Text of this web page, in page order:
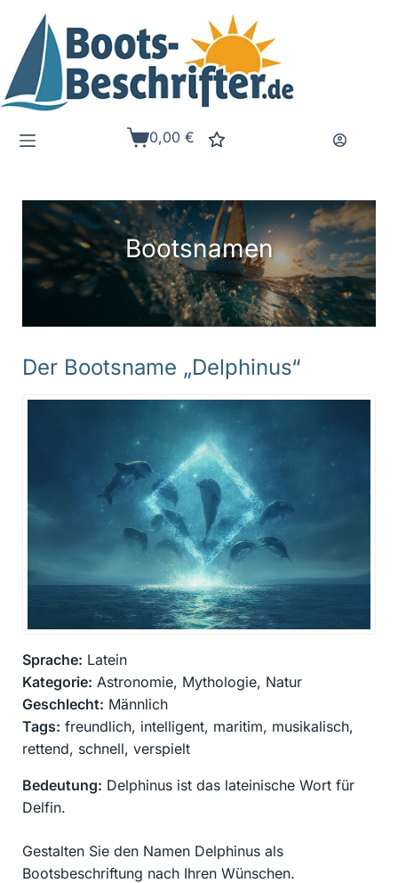
Inhalt
springen
Warenkorb
0,00€
Bootsnamen
Der Bootsname „Delphinus“
Sprache: Latein
Kategorie: Astronomie, Mythologie, Natur
Geschlecht: Männlich
Tags: freundlich, intelligent, maritim, musikalisch,
rettend, schnell, verspielt
Bedeutung: Delphinus ist das lateinische Wort für
Delfin.
Gestalten Sie den Namen Delphinus als
Bootsbeschriftung nach Ihren Wünschen.